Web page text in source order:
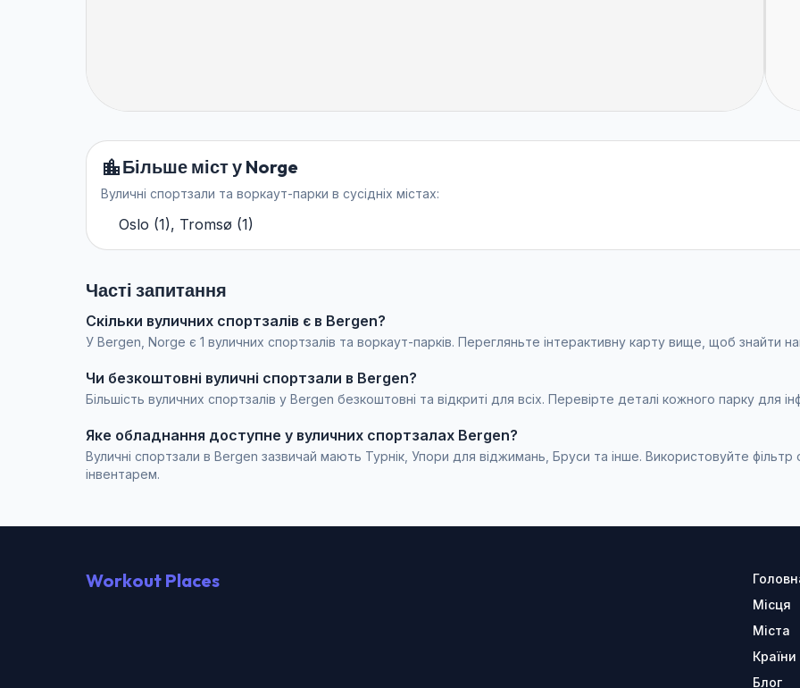
Більше міст у Norge
Вуличні спортзали та воркаут-парки в сусідніх містах:
Oslo (1), Tromsø (1)
Часті запитання
Скільки вуличних спортзалів є в Bergen?
У Bergen, Norge є 1 вуличних спортзалів та воркаут-парків. Перегляньте інтерактивну карту вище, щоб знайти
Чи безкоштовні вуличні спортзали в Bergen?
Більшість вуличних спортзалів у Bergen безкоштовні та відкриті для всіх. Перевірте деталі кожного парку для
Яке обладнання доступне у вуличних спортзалах Bergen?
Вуличні спортзали в Bergen зазвичай мають Турнік, Упори для віджимань, Бруси та інше. Використовуйте
інвентарем.
Workout Places
Місця
Міста
Країни
Блог